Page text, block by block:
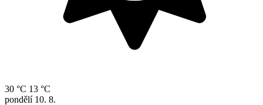
30 °C 13 °C
pondělí 10. 8.